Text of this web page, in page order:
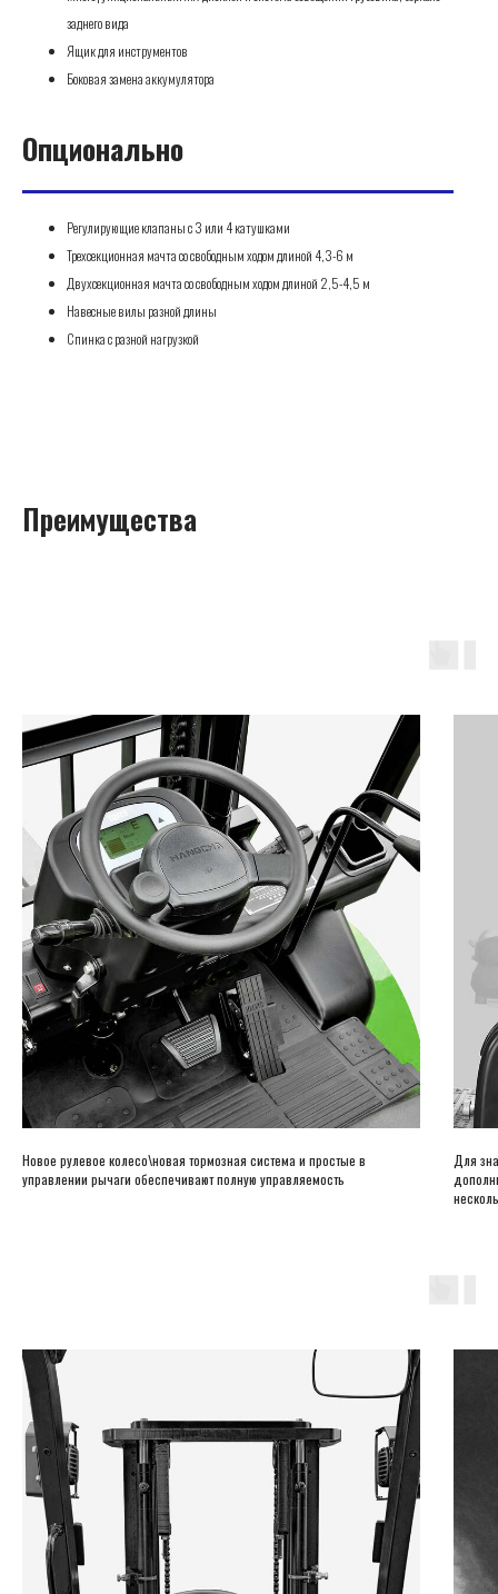
заднего вида
Ящик для инструментов
Боковая замена аккумулятора
Опционально
Регулирующие клапаны с 3 или 4 катушками
Трехсекционная мачта со свободным ходом длиной 4,3-6 м
Двухсекционная мачта со свободным ходом длиной 2,5-4,5 м
Навесные вилы разной длины
Спинка с разной нагрузкой
Преимущества
Новое рулевое колесо\новая тормозная система и простые в
управлении рычаги обеспечивают полную управляемость
Для